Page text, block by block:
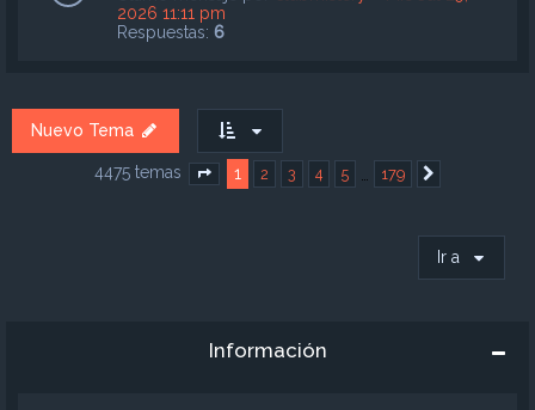
2026 11:11 pm
Respuestas: 6
Nuevo Tema
4475 temas Página de 179
1 2 3 4 5 179
Ir a
Información